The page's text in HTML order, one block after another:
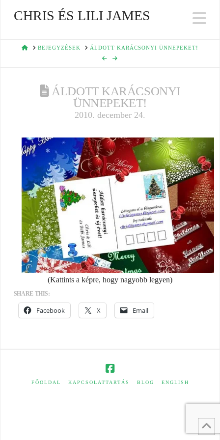
CHRIS ÉS LILI JAMES
HOMEBEJEGYZÉSEK ÁLDOTT KARÁCSONYI ÜNNEPEKET!
ÁLDOTT KARÁCSONYI
ÜNNEPEKET!
2010. december 24.
(Kattints a képre, hogy nagyobb legyen)
SHARE THIS:
Facebook X Email
FŐOLDAL KAPCSOLATTARTÁS BLOG ENGLISH